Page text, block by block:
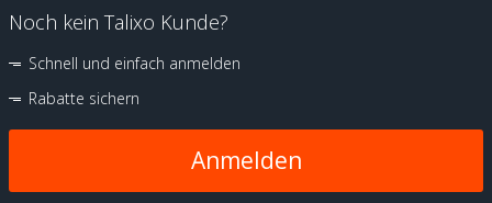
Noch kein Talixo Kunde?
Schnell und einfach anmelden
Rabatte sichern
Anmelden